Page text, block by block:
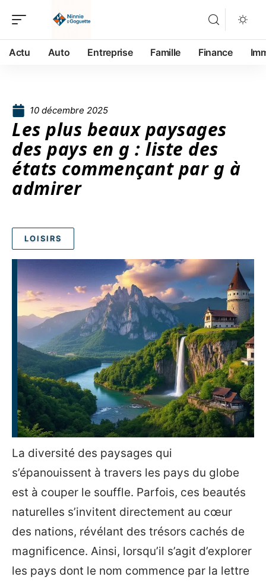
Actu Auto Entreprise Famille Finance
10 décembre 2025
Les plus beaux paysages
des pays en g : liste des
états commençant par g à
admirer
LOISIRS
La diversité des paysages qui
s’épanouissent à travers les pays du globe
est à couper le souffle. Parfois, ces beautés
naturelles s’invitent directement au cœur
des nations, révélant des trésors cachés de
magnificence. Ainsi, lorsqu’il s’agit d’explorer
les pays dont le nom commence par la lettre